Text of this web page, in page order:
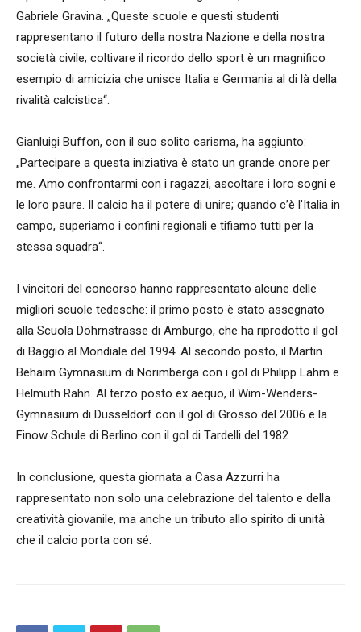
Gabriele Gravina. „Queste scuole e questi studenti
rappresentano il futuro della nostra Nazione e della nostra
società civile; coltivare il ricordo dello sport è un magnifico
esempio di amicizia che unisce Italia e Germania al di là della
rivalità calcistica“.
Gianluigi Buffon, con il suo solito carisma, ha aggiunto:
„Partecipare a questa iniziativa è stato un grande onore per
me. Amo confrontarmi con i ragazzi, ascoltare i loro sogni e
le loro paure. Il calcio ha il potere di unire; quando c’è l’Italia in
campo, superiamo i confini regionali e tifiamo tutti per la
stessa squadra“.
I vincitori del concorso hanno rappresentato alcune delle
migliori scuole tedesche: il primo posto è stato assegnato
alla Scuola Döhrnstrasse di Amburgo, che ha riprodotto il gol
di Baggio al Mondiale del 1994. Al secondo posto, il Martin
Behaim Gymnasium di Norimberga con i gol di Philipp Lahm e
Helmuth Rahn. Al terzo posto ex aequo, il Wim-Wenders-
Gymnasium di Düsseldorf con il gol di Grosso del 2006 e la
Finow Schule di Berlino con il gol di Tardelli del 1982.
In conclusione, questa giornata a Casa Azzurri ha
rappresentato non solo una celebrazione del talento e della
creatività giovanile, ma anche un tributo allo spirito di unità
che il calcio porta con sé.